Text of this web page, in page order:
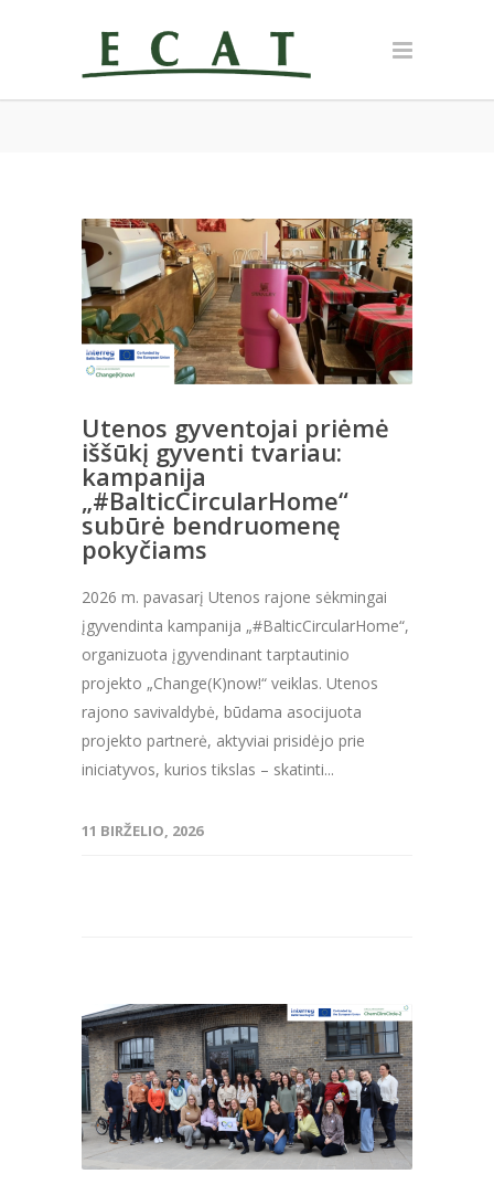
Utenos gyventojai priėmė
iššūkį gyventi tvariau:
kampanija
„#BalticCircularHome“
subūrė bendruomenę
pokyčiams
2026 m. pavasarį Utenos rajone sėkmingai
įgyvendinta kampanija „#BalticCircularHome“,
organizuota įgyvendinant tarptautinio
projekto „Change(K)now!“ veiklas. Utenos
rajono savivaldybė, būdama asocijuota
projekto partnerė, aktyviai prisidėjo prie
iniciatyvos, kurios tikslas – skatinti...
11 BIRŽELIO, 2026